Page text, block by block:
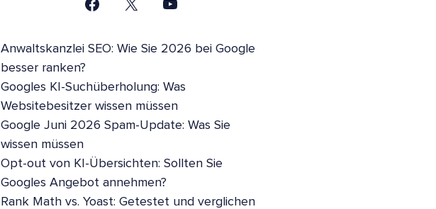
Anwaltskanzlei SEO: Wie Sie 2026 bei Google
besser ranken?
Googles KI-Suchüberholung: Was
Websitebesitzer wissen müssen
Google Juni 2026 Spam-Update: Was Sie
wissen müssen
Opt-out von KI-Übersichten: Sollten Sie
Googles Angebot annehmen?
Rank Math vs. Yoast: Getestet und verglichen